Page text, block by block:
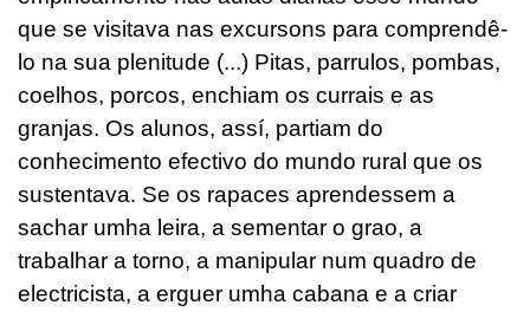
que se visitava nas excursons para comprendê-
lo na sua plenitude (...) Pitas, parrulos, pombas,
coelhos, porcos, enchiam os currais e as
granjas. Os alunos, assí, partiam do
conhecimento efectivo do mundo rural que os
sustentava. Se os rapaces aprendessem a
sachar umha leira, a sementar o grao, a
trabalhar a torno, a manipular num quadro de
electricista, a erguer umha cabana e a criar